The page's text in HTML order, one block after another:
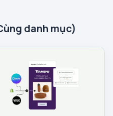
danh mục)